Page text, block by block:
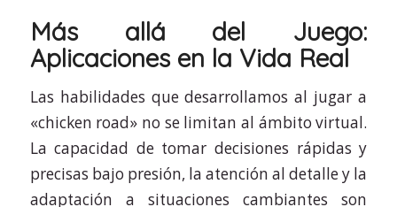
Más allá del Juego:
Aplicaciones en la Vida Real
Las habilidades que desarrollamos al jugar a
«chicken road» no se limitan al ámbito virtual.
La capacidad de tomar decisiones rápidas y
precisas bajo presión, la atención al detalle y la
adaptación a situaciones cambiantes son